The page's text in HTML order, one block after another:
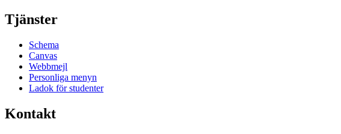
Tjänster
Schema
Canvas
Webbmejl
Personliga menyn
Ladok för studenter
Kontakt